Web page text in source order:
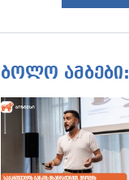
ბოლო ამბები: